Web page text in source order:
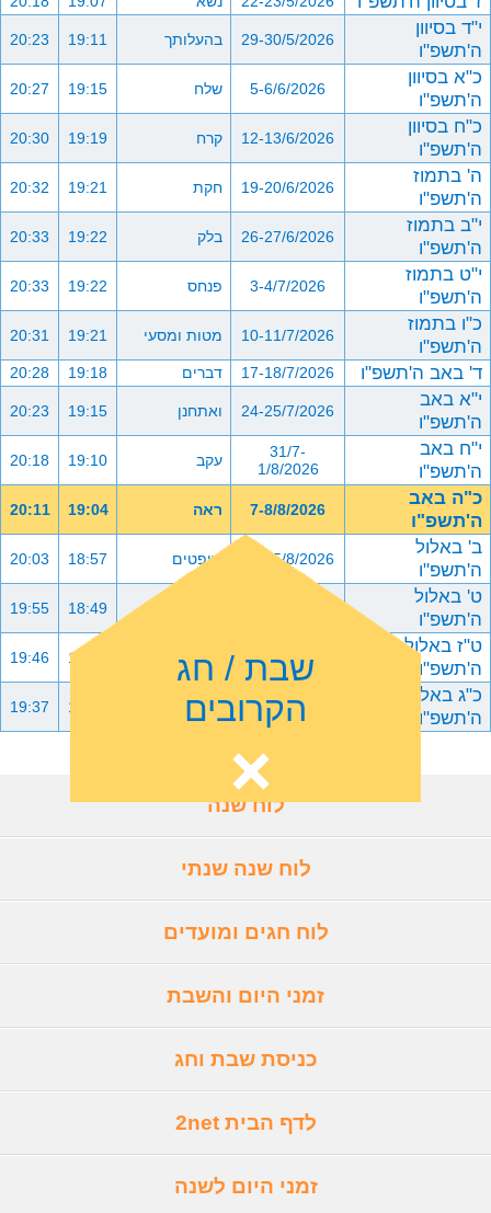
י"ד בסיוון
ה'תשפ"ו
29-30/5/2026 בהעלותך 19:11
20:23
כ"א בסיוון
ה'תשפ"ו
5-6/6/2026 שלח 19:15
20:27
כ"ח בסיוון
ה'תשפ"ו
12-13/6/2026 קרח 19:19
20:30
ה' בתמוז
ה'תשפ"ו
19-20/6/2026 חקת 19:21
20:32
י"ב בתמוז
ה'תשפ"ו
26-27/6/2026 בלק 19:22
20:33
י"ט בתמוז
ה'תשפ"ו
3-4/7/2026 פנחס 19:22
20:33
כ"ו בתמוז
ה'תשפ"ו
10-11/7/2026 מטות ומסעי 19:21
20:31
ד' באב ה'תשפ"ו 17-18/7/2026 דברים 19:18
20:28
י"א באב
ה'תשפ"ו
24-25/7/2026 ואתחנן 19:15
20:23
י"ח באב
ה'תשפ"ו
31/7-
1/8/2026
עקב 19:10
20:18
כ"ה באב
ה'תשפ"ו
7-8/8/2026 ראה 19:04
20:11
ב' באלול
ה'תשפ"ו
14-15/8/2026 שופטים 18:57
20:03
ט' באלול
ה'תשפ"ו
18:49
19:55
ט"ז באלול
ה'תשפ"ו
28-29/8/2026 כי תבוא 18:41
19:46
כ"ג באלול
ה'תשפ"ו
4-5/9/2026 ניצבים וילך 18:32
19:37
שבת / חג
הקרובים
לוח שנה
לוח שנה שנתי
לוח חגים ומועדים
זמני היום והשבת
כניסת שבת וחג
לדף הבית 2net
זמני היום לשנה